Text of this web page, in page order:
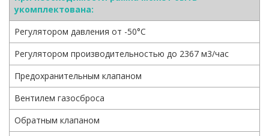
укомплектована:
Регулятором давления от -50°С
Регулятором производительностью до 2367 м3/час
Предохранительным клапаном
Вентилем газосброса
Обратным клапаном